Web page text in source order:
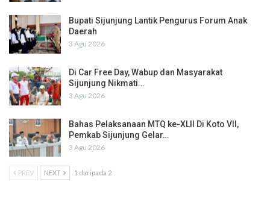
Bupati Sijunjung Lantik Pengurus Forum Anak
Daerah
3 Agu 2026
Di Car Free Day, Wabup dan Masyarakat
Sijunjung Nikmati…
3 Agu 2026
Bahas Pelaksanaan MTQ ke-XLII Di Koto VII,
Pemkab Sijunjung Gelar…
3 Agu 2026
PREV NEXT 1 daripada 2